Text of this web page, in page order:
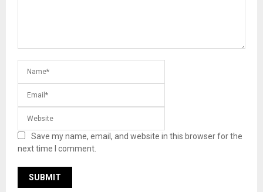
Save my name, email, and website in this browser for the
next time I comment.